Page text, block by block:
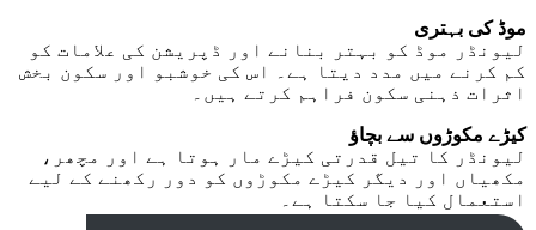
موڈ کی بہتری
لیونڈر موڈ کو بہتر بنانے اور ڈپریشن کی علامات کو
کم کرنے میں مدد دیتا ہے۔ اس کی خوشبو اور سکون بخش
اثرات ذہنی سکون فراہم کرتے ہیں۔
کیڑے مکوڑوں سے بچاؤ
لیونڈر کا تیل قدرتی کیڑے مار ہوتا ہے اور مچھر،
مکھیاں اور دیگر کیڑے مکوڑوں کو دور رکھنے کے لیے
استعمال کیا جا سکتا ہے۔